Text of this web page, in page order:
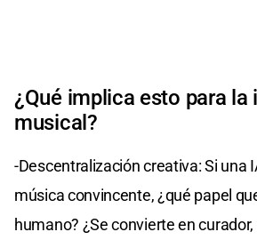
¿Qué implica esto para la
musical?
-Descentralización creativa: Si una
música convincente, ¿qué papel
humano? ¿Se convierte en